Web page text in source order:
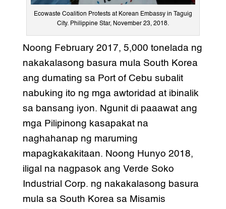
Ecowaste Coalition Protests at Korean Embassy in Taguig
City. Philippine Star, November 23, 2018.
Noong February 2017, 5,000 tonelada ng
nakakalasong basura mula South Korea
ang dumating sa Port of Cebu subalit
nabuking ito ng mga awtoridad at ibinalik
sa bansang iyon. Ngunit di paaawat ang
mga Pilipinong kasapakat na
naghahanap ng maruming
mapagkakakitaan. Noong Hunyo 2018,
iligal na nagpasok ang Verde Soko
Industrial Corp. ng nakakalasong basura
mula sa South Korea sa Misamis